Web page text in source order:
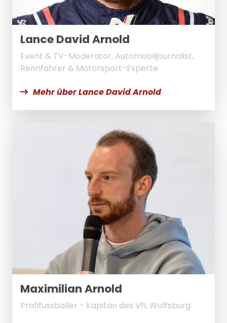
Lance David Arnold
Event & TV-Moderator, Automobiljournalist,
Rennfahrer & Motorsport-Experte
Mehr über Lance David Arnold
Maximilian Arnold
Profifussballer - Kapitän des VfL Wolfsburg